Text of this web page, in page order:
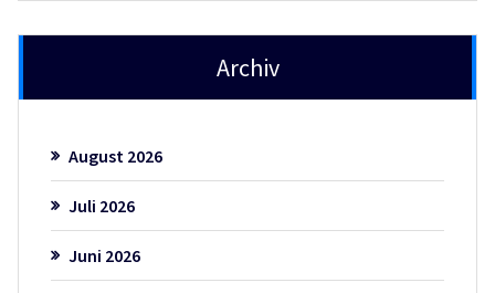
Archiv
August 2026
Juli 2026
Juni 2026